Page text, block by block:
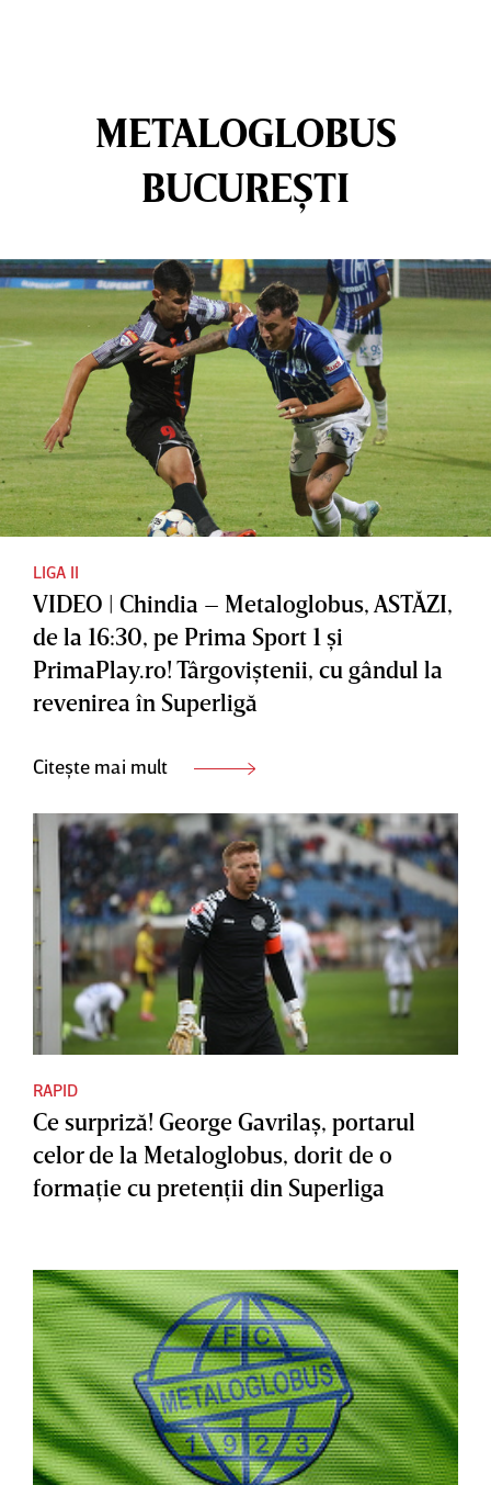
METALOGLOBUS
BUCUREȘTI
LIGA II
VIDEO | Chindia – Metaloglobus, ASTĂZI,
de la 16:30, pe Prima Sport 1 şi
PrimaPlay.ro! Târgoviştenii, cu gândul la
revenirea în Superligă
Citește mai mult
RAPID
Ce surpriză! George Gavrilaş, portarul
celor de la Metaloglobus, dorit de o
formaţie cu pretenţii din Superliga